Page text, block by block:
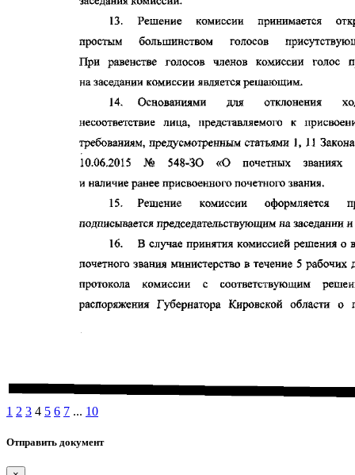
1 2 3 4 5 6 7 ... 10
Отправить документ